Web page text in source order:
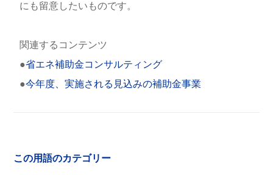
にも留意したいものです。
関連するコンテンツ
●省エネ補助金コンサルティング
●今年度、実施される見込みの補助金事業
この用語のカテゴリー